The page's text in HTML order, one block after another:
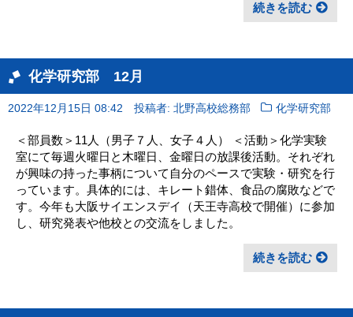
続きを読む
化学研究部 12月
2022年12月15日 08:42 投稿者: 北野高校総務部 化学研究部
＜部員数＞11人（男子７人、女子４人） ＜活動＞化学実験
室にて毎週火曜日と木曜日、金曜日の放課後活動。それぞれ
が興味の持った事柄について自分のペースで実験・研究を行
っています。具体的には、キレート錯体、食品の腐敗などで
す。今年も大阪サイエンスデイ（天王寺高校で開催）に参加
し、研究発表や他校との交流をしました。
続きを読む